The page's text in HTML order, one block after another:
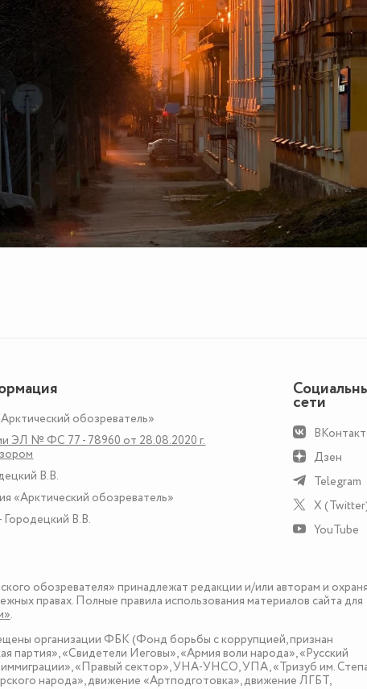
обозреватель»
ЭЛ № ФС 77 - 78960 от 28.08.2020 г.
В.В.
«Арктический обозреватель»
Городецкий В.В.
сети
Дзен
Telegram
X
YouTube
обозревателя» принадлежат редакции и/или авторам и
правах. Полные правила использования материалов сайта для
.
организации ФБК (Фонд борьбы с коррупцией, признан
«Свидетели Иеговы», «Армия воли народа», «Русский
«Правый сектор», УНА-УНСО, УПА, «Тризуб им.
народа», движение «Артподготовка», движение ЛГБТ,